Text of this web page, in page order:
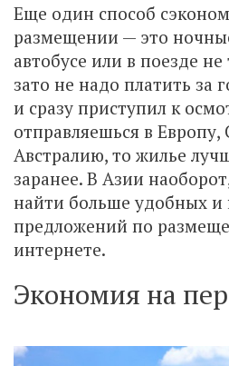
Еще один способ
размещении — это
автобусе или в поезде
зато не надо платить за
и сразу приступил к
отправляешься в
Австралию, то жилье
заранее. В Азии
найти больше удобных и
предложений по
интернете.
Экономия на